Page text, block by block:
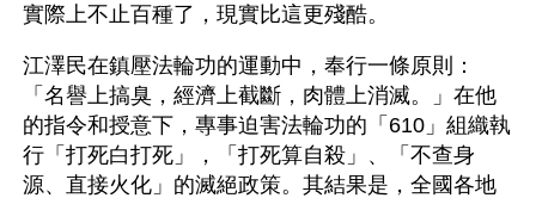
實際上不止百種了，現實比這更殘酷。
江澤民在鎮壓法輪功的運動中，奉行一條原則：
「名譽上搞臭，經濟上截斷，肉體上消滅。」在他
的指令和授意下，專事迫害法輪功的「610」組織執
行「打死白打死」，「打死算自殺」、「不查身
源、直接火化」的滅絕政策。其結果是，全國各地